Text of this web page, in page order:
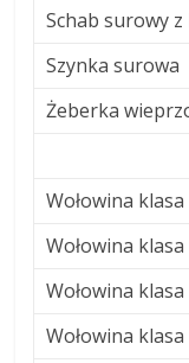
Schab surowy z
Szynka surowa
Żeberka
Wołowina
Wołowina
Wołowina klasa
Wołowina klasa